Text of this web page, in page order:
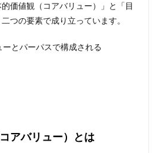
価値観（コアバリュー）」と「目
つの要素で成り立っています。
アバリュー）とは